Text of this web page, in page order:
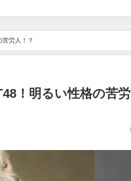
労人！？
！明るい性格の苦労